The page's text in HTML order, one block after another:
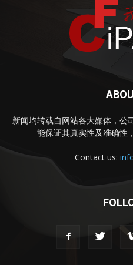
新闻均转载自网站各大媒体，公
能保证其真实性及准确性
Contact us: